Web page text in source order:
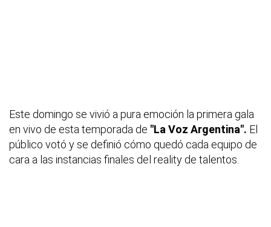
Este domingo se vivió a pura emoción la primera gala
en vivo de esta temporada de "La Voz Argentina". El
público votó y se definió cómo quedó cada equipo de
cara a las instancias finales del reality de talentos.